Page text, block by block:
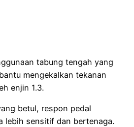
tabung tengah yang
mengekalkan tekanan
enjin 1.3.
betul, respon pedal
lebih sensitif dan bertenaga.